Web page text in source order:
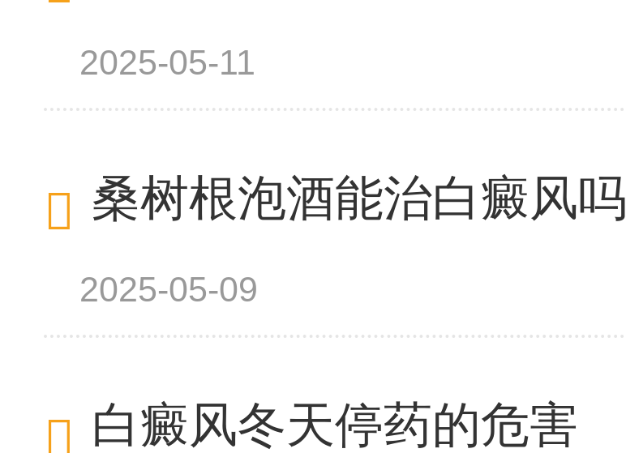
2025-05-11
桑树根泡酒能治白癜风吗
2025-05-09
白癜风冬天停药的危害